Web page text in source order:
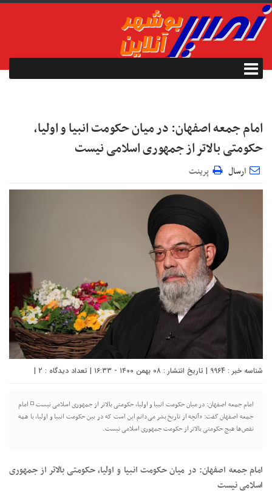
امام جمعه اصفهان: در میان حکومت انبیا و اولیا،
حکومتی بالاتر از جمهوری اسلامی نیست
ارسال پرینت
شناسه خبر : 9964 | تاریخ انتشار : ۰۸ بهمن ۱۴۰۰ - ۱۶:۳۳ | تعداد دیدگاه : 2
|
امام جمعه اصفهان: در میان حکومت انبیا و اولیا، حکومتی بالاتر از جمهوری اسلامی نیست ◽️ امام
جمعه اصفهان گفت: «آنچه از تاریخ بشر می‌دانم این است که در بین حکومت انبیا و اولیا، با همه
نقص‌ها هیچ حکومتی بالاتر از حکومت جمهوری اسلامی نیست.
امام جمعه اصفهان: در میان حکومت انبیا و اولیا، حکومتی بالاتر از جمهوری
اسلامی نیست